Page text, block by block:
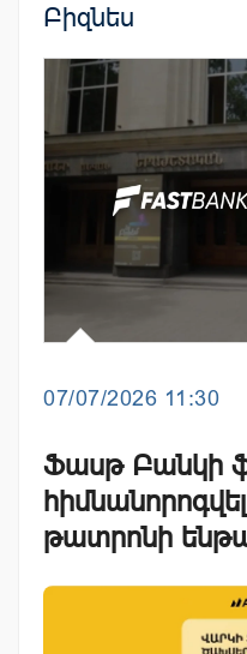
Բիզնես
07/07/2026 11:30
Ֆասթ Բանկի
թատրոնի